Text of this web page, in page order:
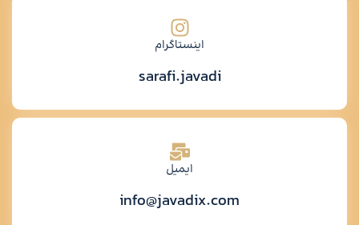
info@javadix.com
اینستاگرام
sarafi.javadi